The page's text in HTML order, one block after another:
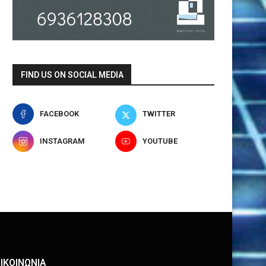
FIND US ON SOCIAL MEDIA
FACEBOOK TWITTER
INSTAGRAM YOUTUBE